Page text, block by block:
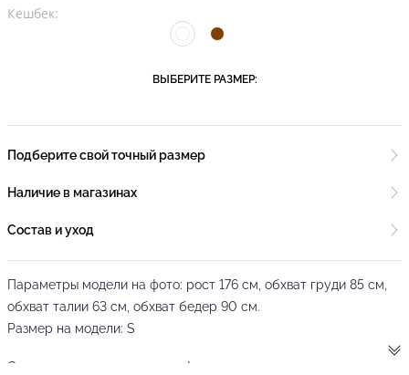
Кешбек:
ВЫБЕРИТЕ РАЗМЕР:
Подберите свой точный размер
Наличие в магазинах
Состав и уход
Параметры модели на фото: рост 176 см, обхват груди 85 см,
обхват талии 63 см, обхват бедер 90 см.
Размер на модели: S
Спортивные велосипедки из фирменного спортивного